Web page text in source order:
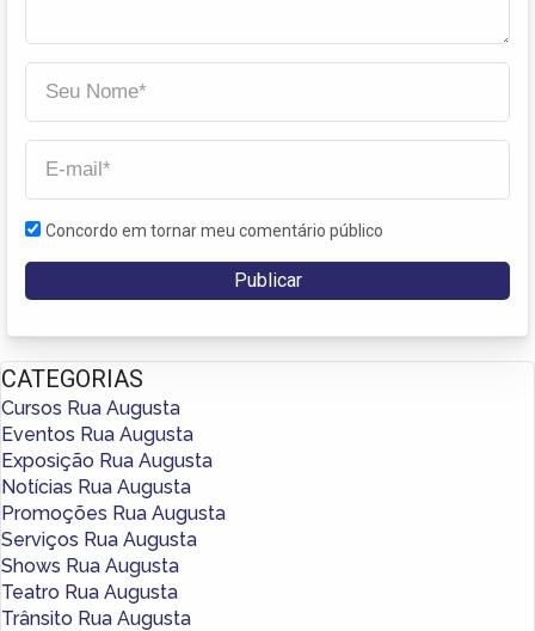
Concordo em tornar meu comentário público
CATEGORIAS
Cursos Rua Augusta
Eventos Rua Augusta
Exposição Rua Augusta
Notícias Rua Augusta
Promoções Rua Augusta
Serviços Rua Augusta
Shows Rua Augusta
Teatro Rua Augusta
Trânsito Rua Augusta